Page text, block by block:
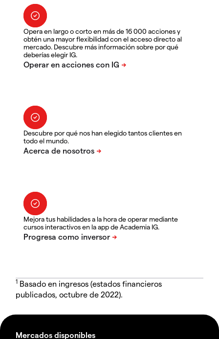
Opera en largo o corto en más de 16 000 acciones y
obtén una mayor flexibilidad con el acceso directo al
mercado. Descubre más información sobre por qué
deberías elegir IG.
Descubre por qué nos han elegido tantos clientes en
todo el mundo.
Mejora tus habilidades a la hora de operar mediante
cursos interactivos en la app de Academia IG.
1 Basado en ingresos (estados financieros
publicados, octubre de 2022).
Mercados disponibles